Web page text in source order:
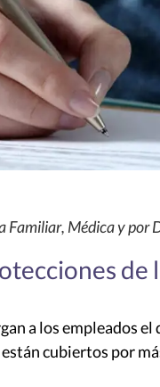
Familiar, Médica y por
a los empleados
cubiertos por